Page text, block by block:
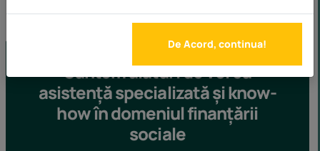
Suntem alături de voi cu
asistență specializată și know-
how în domeniul finanțării
sociale
De Acord, continua!